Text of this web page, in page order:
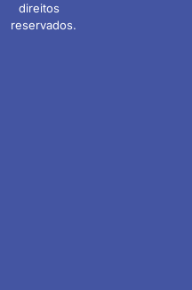
Sex
direitos
reservados.